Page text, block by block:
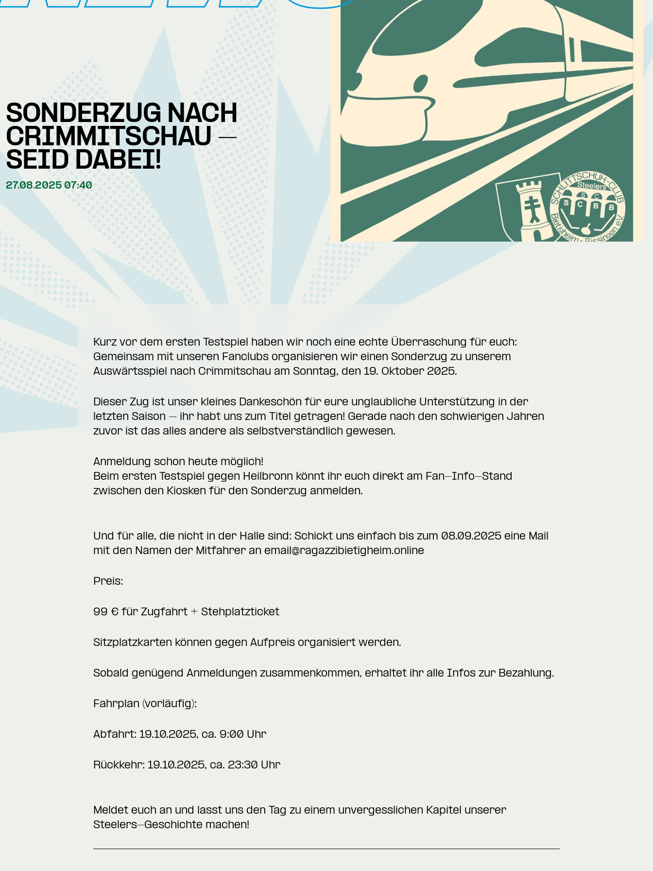
SONDERZUG NACH
CRIMMITSCHAU –
SEID DABEI!
27.08.2025 07:40
Kurz vor dem ersten Testspiel haben wir noch eine echte Überraschung für euch:
Gemeinsam mit unseren Fanclubs organisieren wir einen Sonderzug zu unserem
Auswärtsspiel nach Crimmitschau am Sonntag, den 19. Oktober 2025.
Dieser Zug ist unser kleines Dankeschön für eure unglaubliche Unterstützung in der
letzten Saison – ihr habt uns zum Titel getragen! Gerade nach den schwierigen Jahren
zuvor ist das alles andere als selbstverständlich gewesen.
Anmeldung schon heute möglich!
Beim ersten Testspiel gegen Heilbronn könnt ihr euch direkt am Fan-Info-Stand
zwischen den Kiosken für den Sonderzug anmelden.
Und für alle, die nicht in der Halle sind: Schickt uns einfach bis zum 08.09.2025 eine Mail
mit den Namen der Mitfahrer an email@ragazzibietigheim.online
Preis:
99 € für Zugfahrt + Stehplatzticket
Sitzplatzkarten können gegen Aufpreis organisiert werden.
Sobald genügend Anmeldungen zusammenkommen, erhaltet ihr alle Infos zur Bezahlung.
Fahrplan (vorläufig):
Abfahrt: 19.10.2025, ca. 9:00 Uhr
Rückkehr: 19.10.2025, ca. 23:30 Uhr
Meldet euch an und lasst uns den Tag zu einem unvergesslichen Kapitel unserer
Steelers-Geschichte machen!